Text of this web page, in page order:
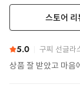
스토어 리
5.0 구찌 선글라
상품 잘 받았고 마음